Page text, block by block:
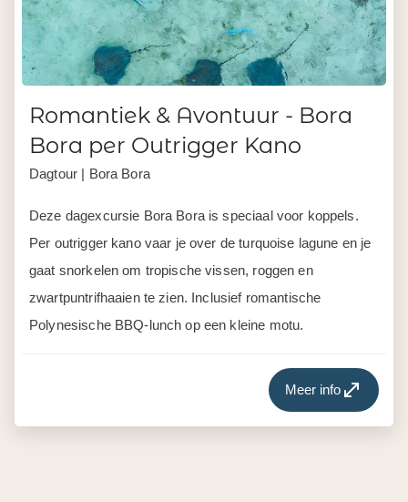
Bora per Outrigger Kano
Dagtour | Bora Bora
Per outrigger kano vaar je over de turquoise lagune en je
gaat snorkelen om tropische vissen, roggen en
zwartpuntrifhaaien te zien. Inclusief romantische
Meer info